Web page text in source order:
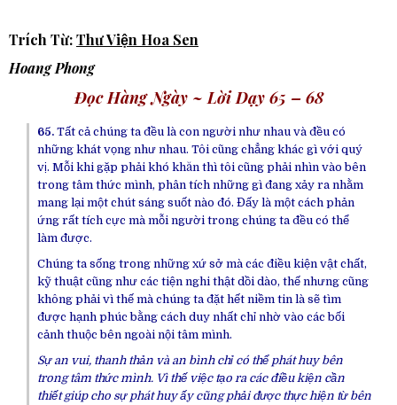
Trích Từ:Thư Viện Hoa Sen
Hoang Phong
Đọc Hàng Ngày ~ Lời Dạy 65 – 68
65.Tất cả chúng tađều là con ngườinhư nhau và đều có
những khát vọng như nhau. Tôi cũng chẳng khác gì với quý
vị. Mỗi khi gặp phải khó khăn thì tôi cũng phải nhìn vào bên
trong tâm thức mình, phân tích những gì đang xảy ra nhằm
mang lại một chút sáng suốtnào đó. Đấy là một cách phản
ứngrất tích cực mà mỗi người trong chúng tađều có thể
làm được.
Chúng tasống trong những xứ sở mà các điều kiện vật chất,
kỹ thuật cũng như các tiện nghithật dồi dào, thế nhưng cũng
không phải vì thế mà chúng tađặt hết niềm tinlà sẽ tìm
được hạnh phúc bằng cách duy nhấtchỉ nhờ vào các bối
cảnh thuộc bên ngoài nội tâmmình.
Sự an vui, thanh thảnvà an bìnhchỉ có thể phát huy bên
trongtâm thứcmình. Vì thế việc tạo ra các điều kiện cần
thiếtgiúp cho sự phát huy ấy cũng phải được thực hiệntừ bên